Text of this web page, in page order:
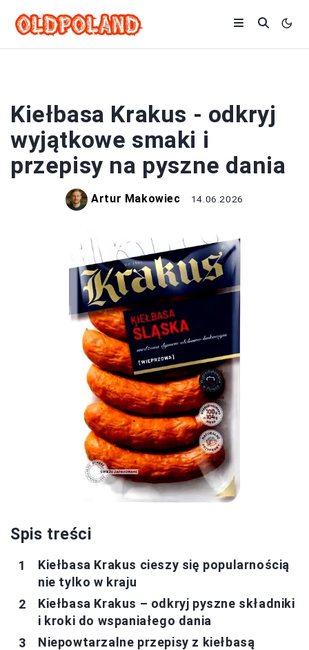
Kiełbasa Krakus - odkryj
wyjątkowe smaki i
przepisy na pyszne dania
Artur Makowiec 14.06.2026
Spis treści
Kiełbasa Krakus cieszy się popularnością
nie tylko w kraju
Kiełbasa Krakus – odkryj pyszne składniki
i kroki do wspaniałego dania
Niepowtarzalne przepisy z kiełbasą